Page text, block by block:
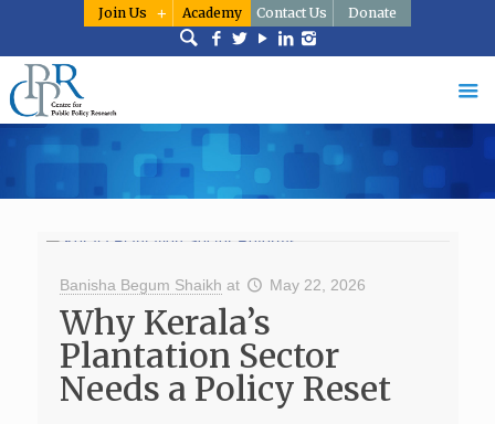
Join Us Academy Contact Us Donate
Banisha Begum Shaikh at May 22, 2026
Why Kerala’s
Plantation Sector
Needs a Policy Reset